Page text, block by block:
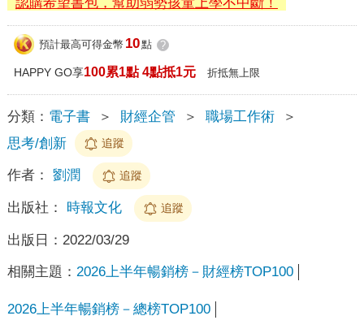
預計最高可得金幣 10點 ?
HAPPY GO享100累1點 4點抵1元 折抵無上限
分類： 電子書 ＞ 財經企管 ＞ 職場工作術
＞
思考/創新
追蹤
作者： 劉潤 追蹤
出版社： 時報文化 追蹤
出版日： 2022/03/29
相關主題： 2026上半年暢銷榜－財經榜TOP100
2026上半年暢銷榜－總榜TOP100